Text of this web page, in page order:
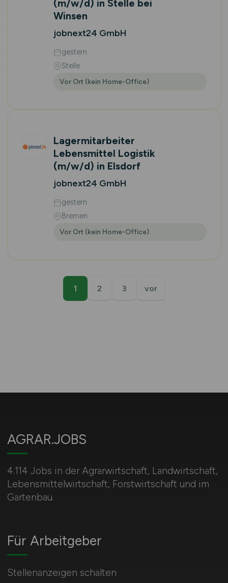
(m/w/d) in Stelle bei
Winsen
jobnext24 GmbH
gestern
Stelle
Vor Ort (kein Home-Office)
Lagermitarbeiter
Lebensmittel Logistik
(m/w/d) in Elsdorf
jobnext24 GmbH
gestern
Bremen
Vor Ort (kein Home-Office)
1 2 3 vor
AGRAR.JOBS
4.114 Jobs in der Agrarwirtschaft, Landwirtschaft,
Lebensmittelwirtschaft, Forstwirtschaft und im
Gartenbau.
Für Arbeitgeber
Stellenanzeigen schalten